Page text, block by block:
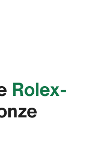
Rolex-